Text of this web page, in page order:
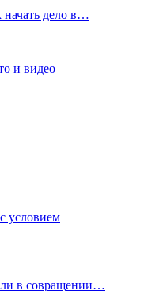
дело в…
и видео
условием
в совращении…